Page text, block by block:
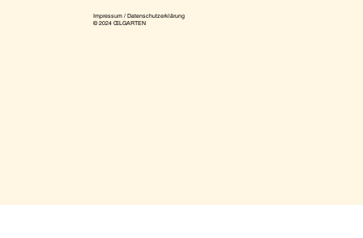
Impressum / Datenschutzerklärung
© 2024 ŒLGARTEN